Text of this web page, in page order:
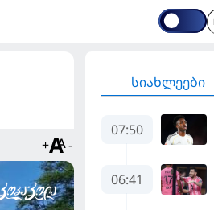
+ -
სიახლეები
07:50
06:41